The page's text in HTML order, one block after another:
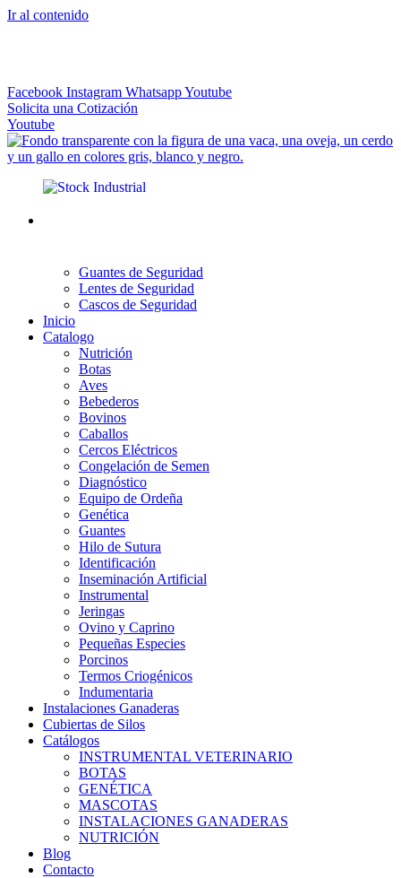
Ir al contenido
Facebook Instagram WhatsappYoutube
Solicita una Cotización
Youtube
Guantes de Seguridad
Lentes de Seguridad
Cascos de Seguridad
Inicio
Catalogo
Nutrición
Botas
Aves
Bebederos
Bovinos
Caballos
Cercos Eléctricos
Congelación de Semen
Diagnóstico
Equipo de Ordeña
Genética
Guantes
Hilo de Sutura
Identificación
Inseminación Artificial
Instrumental
Jeringas
Ovino y Caprino
Pequeñas Especies
Porcinos
Termos Criogénicos
Indumentaria
Instalaciones Ganaderas
Cubiertas de Silos
Catálogos
INSTRUMENTAL VETERINARIO
BOTAS
GENÉTICA
MASCOTAS
INSTALACIONES GANADERAS
NUTRICIÓN
Blog
Contacto